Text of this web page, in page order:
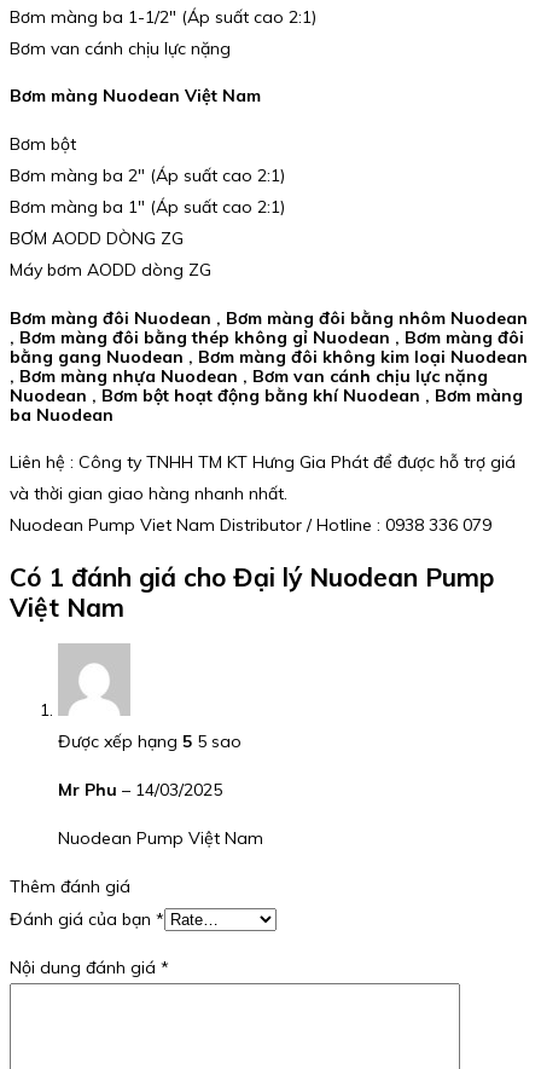
Bơm màng ba 1-1/2″ (Áp suất cao 2:1)
Bơm van cánh chịu lực nặng
Bơm màng Nuodean Việt Nam
Bơm bột
Bơm màng ba 2″ (Áp suất cao 2:1)
Bơm màng ba 1″ (Áp suất cao 2:1)
BƠM AODD DÒNG ZG
Máy bơm AODD dòng ZG
Bơm màng đôi Nuodean , Bơm màng đôi bằng nhôm Nuodean
, Bơm màng đôi bằng thép không gỉ Nuodean , Bơm màng đôi
bằng gang Nuodean , Bơm màng đôi không kim loại Nuodean
, Bơm màng nhựa Nuodean , Bơm van cánh chịu lực nặng
Nuodean , Bơm bột hoạt động bằng khí Nuodean , Bơm màng
ba Nuodean
Liên hệ : Công ty TNHH TM KT Hưng Gia Phát để được hỗ trợ giá
và thời gian giao hàng nhanh nhất.
Nuodean Pump Viet Nam Distributor / Hotline : 0938 336 079
Có 1 đánh giá cho Đại lý Nuodean Pump
Việt Nam
Được xếp hạng 5 5 sao
Mr Phu – 14/03/2025
Nuodean Pump Việt Nam
Thêm đánh giá
Đánh giá của bạn *
Nội dung đánh giá *